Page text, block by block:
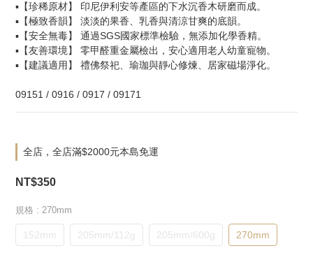
▪️【珍稀原材】 印尼伊利安等產區的下水沉香木研磨而成。
▪️【極致香韻】 淡淡的果香、乳香與清涼甘爽的底韻。
▪️【安全無毒】 通過SGS國家標準檢驗，無添加化學香精。
▪️【友善環境】 零甲醛重金屬檢出，安心適用老人幼童寵物。
▪️【建議適用】 禮佛祭祀、瑜珈與靜心修煉、居家磁場淨化。
09151 / 0916 / 0917 / 09171
全店，全店滿$2000元本島免運
NT$350
規格 : 270mm
152mm 205mm/112g 205mm/600g 270mm